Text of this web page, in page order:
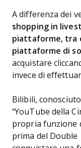
A differenza dei
shopping in
piattaforme, tra
piattaforme di
acquistare
invece di
Bilibili,
“YouTube della
propria funzione
prima del Double